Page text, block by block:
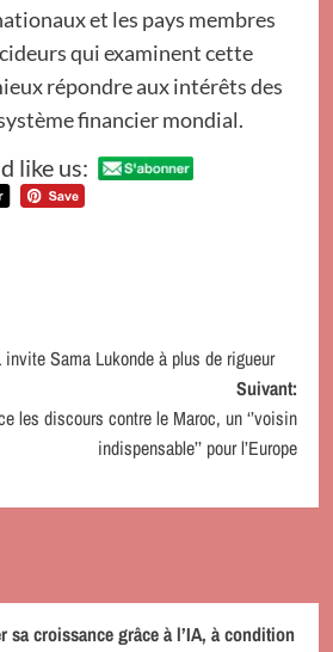
et les pays membres
qui examinent cette
répondre aux intérêts des
financier mondial.
like us:
invite Sama Lukonde à plus de rigueur
Suivant:
les discours contre le Maroc, un ‘’voisin
indispensable’’ pour l’Europe
sa croissance grâce à l’IA, à condition